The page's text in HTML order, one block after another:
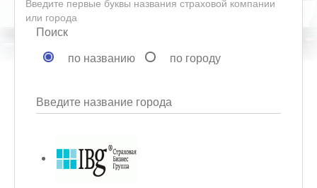
Введите первые буквы названия страховой компании
или города
Поиск
по названию
по городу
Введите название города